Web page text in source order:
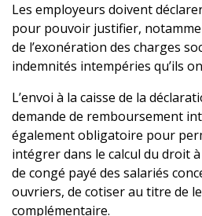
Les employeurs doivent
pour pouvoir justifier,
de l’exonération des charges
indemnités intempéries qu’ils
L’envoi à la caisse de la
demande de remboursement
également obligatoire pour
intégrer dans le calcul du droit
de congé payé des salariés
ouvriers, de cotiser au titre de
complémentaire.